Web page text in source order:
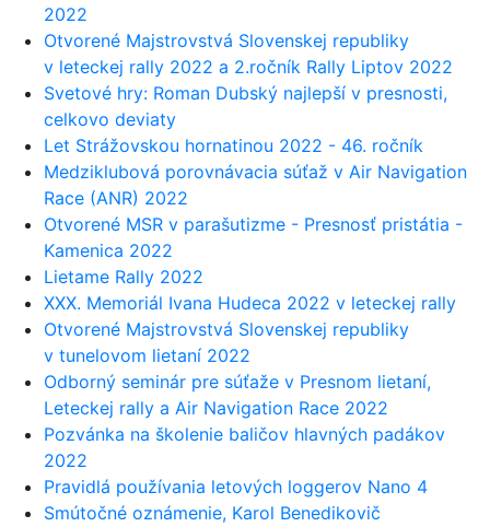
2022
Otvorené Majstrovstvá Slovenskej republiky
v leteckej rally 2022 a 2.ročník Rally Liptov 2022
Svetové hry: Roman Dubský najlepší v presnosti,
celkovo deviaty
Let Strážovskou hornatinou 2022 - 46. ročník
Medziklubová porovnávacia súťaž v Air Navigation
Race (ANR) 2022
Otvorené MSR v parašutizme - Presnosť pristátia -
Kamenica 2022
Lietame Rally 2022
XXX. Memoriál Ivana Hudeca 2022 v leteckej rally
Otvorené Majstrovstvá Slovenskej republiky
v tunelovom lietaní 2022
Odborný seminár pre súťaže v Presnom lietaní,
Leteckej rally a Air Navigation Race 2022
Pozvánka na školenie baličov hlavných padákov
2022
Pravidlá používania letových loggerov Nano 4
Smútočné oznámenie, Karol Benedikovič